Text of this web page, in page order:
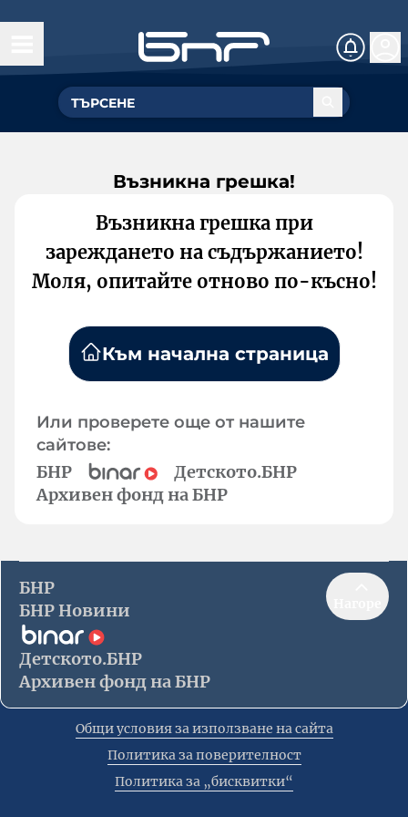
Възникна грешка!
Възникна грешка при
зареждането на съдържанието!
Моля, опитайте отново по-късно!
Към начална страница
Или проверете още от нашите
сайтове:
БНР
Детското.БНР
Архивен фонд на БНР
БНР
БНР Новини
Детското.БНР
Архивен фонд на БНР
Общи условия за използване на сайта
Политика за поверителност
Политика за „бисквитки“